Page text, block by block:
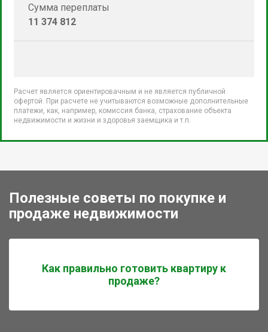
Сумма переплаты
11 374 812
Расчет является ориентировачным и не является публичной
офертой. При расчете не учитываются возможные дополнительные
платежи, как, например, комиссия банка, страхование объекта
недвижимости и жизни и здоровья заемщика и т.п.
Полезные советы по покупке и
продаже недвижимости
Как правильно готовить квартиру к
продаже?